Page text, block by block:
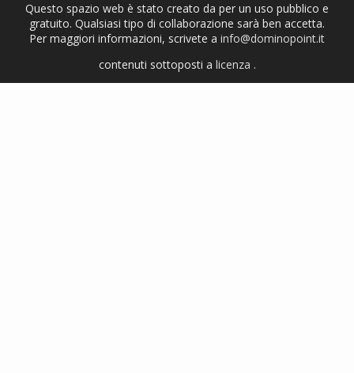
Questo spazio web è stato creato da per un uso pubblico e
gratuito. Qualsiasi tipo di collaborazione sarà ben accetta.
Per maggiori informazioni, scrivete a info@dominopoint.it
contenuti sottoposti a licenza .